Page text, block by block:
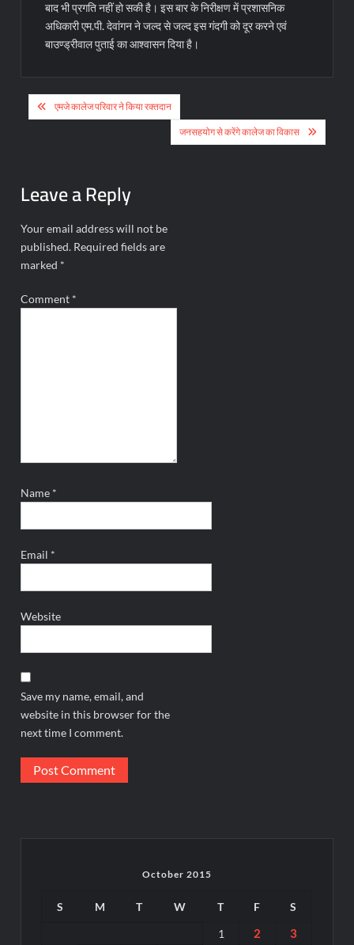
बाद भी प्रगति नहीं हो सकी है। इस बार के निरीक्षण में प्रशासनिक
अधिकारी एम.पी. देवांगन ने जल्द से जल्द इस गंदगी को दूर करने एवं
बाउण्ड्रीवाल पुताई का आश्वासन दिया है।
Post
navigation
एमजे कालेज परिवार ने किया रक्तदान
जनसहयोग से करेंगे कालेज का विकास
Leave a Reply
Your email address will not be
published. Required fields are
marked *
Comment *
Name *
Email *
Website
Save my name, email, and
website in this browser for the
next time I comment.
October 2015
S M T W T F
S
1
2 3